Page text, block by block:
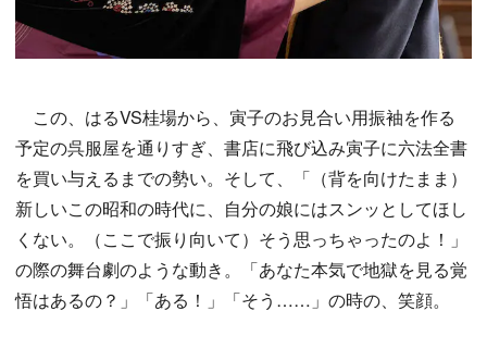
この、はるVS桂場から、寅子のお見合い用振袖を作る
予定の呉服屋を通りすぎ、書店に飛び込み寅子に六法全書
を買い与えるまでの勢い。そして、「（背を向けたまま）
新しいこの昭和の時代に、自分の娘にはスンッとしてほし
くない。（ここで振り向いて）そう思っちゃったのよ！」
の際の舞台劇のような動き。「あなた本気で地獄を見る覚
悟はあるの？」「ある！」「そう……」の時の、笑顔。